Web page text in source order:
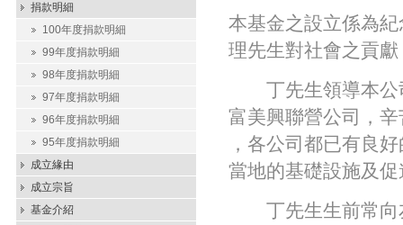
捐款明細
100年度捐款明細
99年度捐款明細
98年度捐款明細
97年度捐款明細
96年度捐款明細
95年度捐款明細
成立緣由
成立宗旨
基金介紹
本基金之設立係為
理先生對社會之貢
丁先生領導本公
富美興聯營公司，
，各公司都已有良
當地的基礎設施及
丁先生生前常向